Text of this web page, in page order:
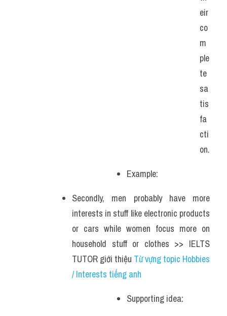
eir
co
m
ple
te
sa
tis
fa
cti
on.
Example:
Secondly, men probably have more
interests in stuff like electronic products
or cars while women focus more on
household stuff or clothes >> IELTS
TUTOR giới thiệu Từ vựng topic Hobbies
/ Interests tiếng anh
Supporting idea: